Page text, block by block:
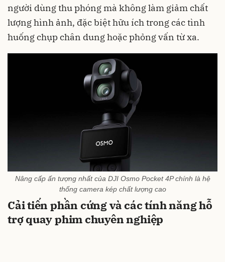
người dùng thu phóng mà không làm giảm chất
lượng hình ảnh, đặc biệt hữu ích trong các tình
huống chụp chân dung hoặc phỏng vấn từ xa.
Nâng cấp ấn tượng nhất của DJI Osmo Pocket 4P chính là hệ
thống camera kép chất lượng cao
Cải tiến phần cứng và các tính năng hỗ
trợ quay phim chuyên nghiệp